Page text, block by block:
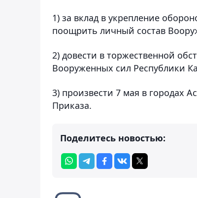
1) за вклад в укрепление
поощрить личный состав
2) довести в торжественной
Вооруженных сил Республики
3) произвести 7 мая в городах
Приказа.
Поделитесь новостью: